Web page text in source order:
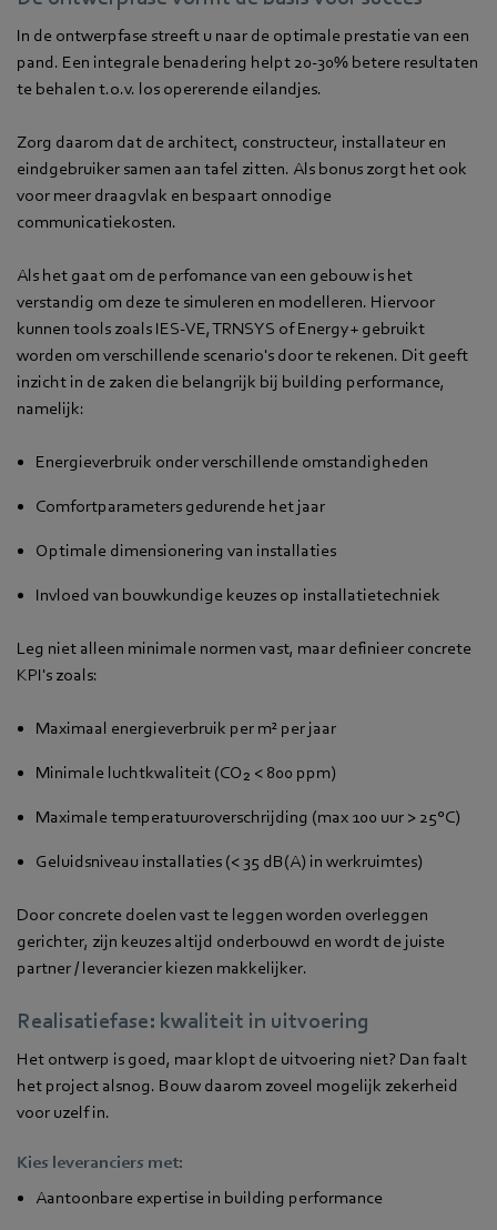
In de ontwerpfase streeft u naar de optimale prestatie van een
pand. Een integrale benadering helpt 20-30% betere resultaten
te behalen t.o.v. los opererende eilandjes.
Zorg daarom dat de architect, constructeur, installateur en
eindgebruiker samen aan tafel zitten. Als bonus zorgt het ook
voor meer draagvlak en bespaart onnodige
communicatiekosten.
Als het gaat om de perfomance van een gebouw is het
verstandig om deze te simuleren en modelleren. Hiervoor
kunnen tools zoals IES-VE, TRNSYS of Energy+ gebruikt
worden om verschillende scenario's door te rekenen. Dit geeft
inzicht in de zaken die belangrijk bij building performance,
namelijk:
Energieverbruik onder verschillende omstandigheden
Comfortparameters gedurende het jaar
Optimale dimensionering van installaties
Invloed van bouwkundige keuzes op installatietechniek
Leg niet alleen minimale normen vast, maar definieer concrete
KPI's zoals:
Maximaal energieverbruik per m² per jaar
Minimale luchtkwaliteit (CO₂ < 800 ppm)
Maximale temperatuuroverschrijding (max 100 uur > 25°C)
Geluidsniveau installaties (< 35 dB(A) in werkruimtes)
Door concrete doelen vast te leggen worden overleggen
gerichter, zijn keuzes altijd onderbouwd en wordt de juiste
partner / leverancier kiezen makkelijker.
Realisatiefase: kwaliteit in uitvoering
Het ontwerp is goed, maar klopt de uitvoering niet? Dan faalt
het project alsnog. Bouw daarom zoveel mogelijk zekerheid
voor uzelf in.
Kies leveranciers met:
Aantoonbare expertise in building performance